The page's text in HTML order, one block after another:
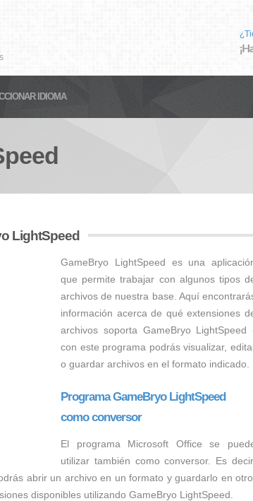
IDIOMA
LightSpeed
GameBryo LightSpeed es una
que permite trabajar con algunos tipos
archivos de nuestra base. Aquí
información acerca de qué extensiones
archivos soporta GameBryo LightSpeed
con este programa podrás visualizar,
o guardar archivos en el formato indicado.
Programa GameBryo LightSpeed
como conversor
El programa Microsoft Office se
utilizar también como conversor. Es decir,
abrir un archivo en un formato y guardarlo en otro.
disponibles utilizando GameBryo LightSpeed.